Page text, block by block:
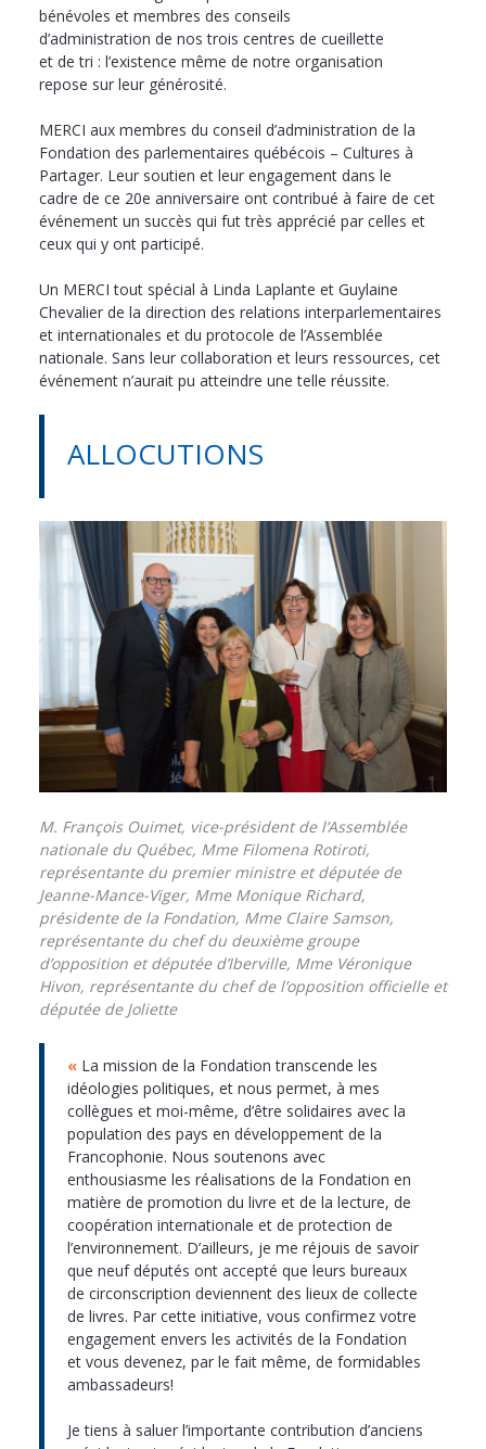
bénévoles et membres des conseils
d’administration de nos trois centres de cueillette
et de tri : l’existence même de notre organisation
repose sur leur générosité.
MERCI aux membres du conseil d’administration de la
Fondation des parlementaires québécois – Cultures à
Partager. Leur soutien et leur engagement dans le
cadre de ce 20e anniversaire ont contribué à faire de cet
événement un succès qui fut très apprécié par celles et
ceux qui y ont participé.
Un MERCI tout spécial à Linda Laplante et Guylaine
Chevalier de la direction des relations interparlementaires
et internationales et du protocole de l’Assemblée
nationale. Sans leur collaboration et leurs ressources, cet
événement n’aurait pu atteindre une telle réussite.
ALLOCUTIONS
M. François Ouimet, vice-président de l’Assemblée
nationale du Québec, Mme Filomena Rotiroti,
représentante du premier ministre et députée de
Jeanne-Mance-Viger, Mme Monique Richard,
présidente de la Fondation, Mme Claire Samson,
représentante du chef du deuxième groupe
d’opposition et députée d’Iberville, Mme Véronique
Hivon, représentante du chef de l’opposition officielle et
députée de Joliette
« La mission de la Fondation transcende les
idéologies politiques, et nous permet, à mes
collègues et moi-même, d’être solidaires avec la
population des pays en développement de la
Francophonie. Nous soutenons avec
enthousiasme les réalisations de la Fondation en
matière de promotion du livre et de la lecture, de
coopération internationale et de protection de
l’environnement. D’ailleurs, je me réjouis de savoir
que neuf députés ont accepté que leurs bureaux
de circonscription deviennent des lieux de collecte
de livres. Par cette initiative, vous confirmez votre
engagement envers les activités de la Fondation
et vous devenez, par le fait même, de formidables
ambassadeurs!
Je tiens à saluer l’importante contribution d’anciens